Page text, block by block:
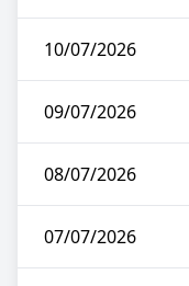
10/07/2026
09/07/2026
08/07/2026
07/07/2026